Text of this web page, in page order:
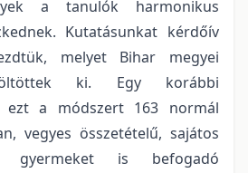
a tanulók harmonikus
Kutatásunkat kérdőív
melyet Bihar megyei
ki. Egy korábbi
ezt a módszert 163 normál
vegyes összetételű, sajátos
gyermeket is befogadó